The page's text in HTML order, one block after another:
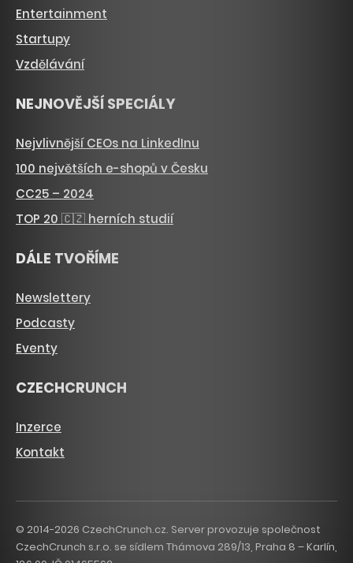
Entertainment
Startupy
Vzdělávání
NEJNOVĚJŠÍ SPECIÁLY
Nejvlivnější CEOs na LinkedInu
100 největších e-shopů v Česku
CC25 – 2024
TOP 20 🇨🇿 herních studií
DÁLE TVOŘÍME
Newslettery
Podcasty
Eventy
CZECHCRUNCH
Inzerce
Kontakt
© 2014-2026 CzechCrunch.cz. Server provozuje společnost
CzechCrunch s.r.o. se sídlem Thámova 289/13, Praha 8 – Karlín,